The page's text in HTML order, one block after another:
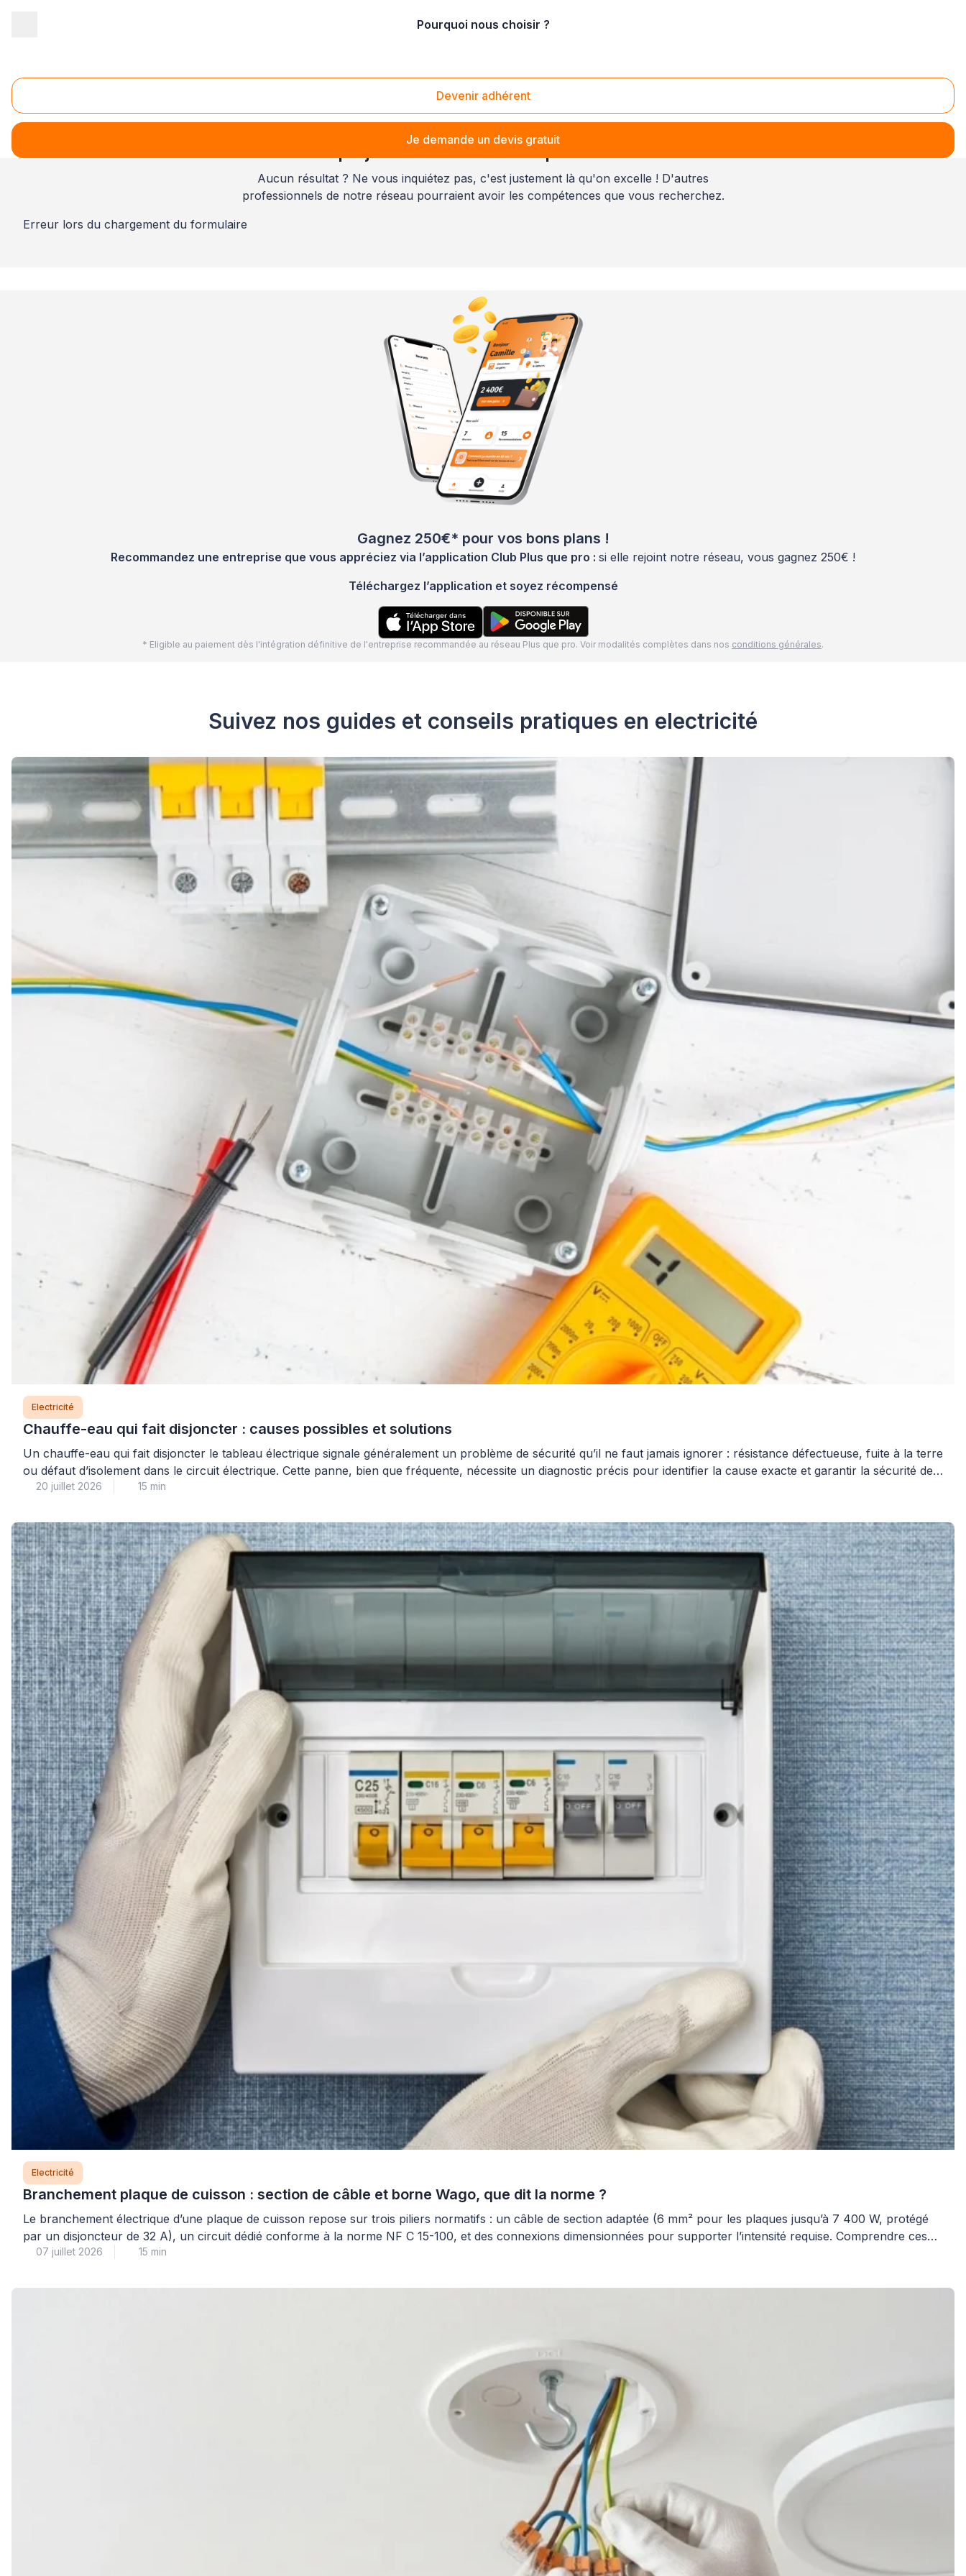
Pourquoi nous choisir ?
Devenir adhérent
Je demande un devis gratuit
Electricité Bois-Guillaume (76230)
Votre projet mérite sans doute plus d'attention
Aucun résultat ? Ne vous inquiétez pas, c'est justement là qu'on excelle ! D'autres
professionnels de notre réseau pourraient avoir les compétences que vous recherchez.
Erreur lors du chargement du formulaire
Gagnez 250€* pour vos bons plans !
Recommandez une entreprise que vous appréciez via l’application Club Plus que pro : si elle rejoint notre réseau, vous gagnez 250€ !
Téléchargez l’application et soyez récompensé
* Eligible au paiement dès l'intégration définitive de l'entreprise recommandée au réseau Plus que pro. Voir modalités complètes dans nos conditions générales.
Suivez nos guides et conseils pratiques en electricité
Electricité
Chauffe-eau qui fait disjoncter : causes possibles et solutions
Un chauffe-eau qui fait disjoncter le tableau électrique signale généralement un problème de sécurité qu’il ne faut jamais ignorer : résistance défectueuse, fuite à la terre
ou défaut d’isolement dans le circuit électrique. Cette panne, bien que fréquente, nécessite un diagnostic précis pour identifier la cause exacte et garantir la sécurité de
votre installation. Si […]
20 juillet 2026 15 min
Electricité
Branchement plaque de cuisson : section de câble et borne Wago, que dit la norme ?
Le branchement électrique d’une plaque de cuisson repose sur trois piliers normatifs : un câble de section adaptée (6 mm² pour les plaques jusqu’à 7 400 W, protégé
par un disjoncteur de 32 A), un circuit dédié conforme à la norme NF C 15-100, et des connexions dimensionnées pour supporter l’intensité requise. Comprendre ces
règles […]
07 juillet 2026 15 min